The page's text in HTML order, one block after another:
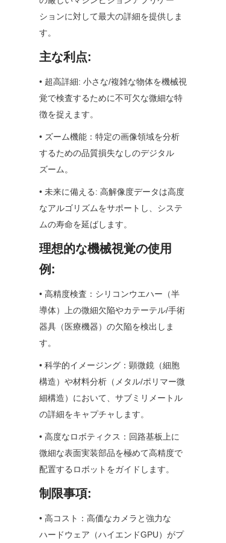
ションに対して最大の詳細を提供しま
す。
主な利点:
• 超高詳細: 小さな/複雑な物体を機械視
覚で検査するために不可欠な微細な特
徴を捉えます。
• ズーム機能：特定の画像領域を分析
するための品質損失なしのデジタル
ズーム。
• 未来に備える: 高解像度データは高度
なアルゴリズムをサポートし、システ
ムの寿命を延ばします。
理想的な機械視覚の使用
例:
• 高精度検査：シリコンウエハー（半
導体）上の微細欠陥やカテーテル/手術
器具（医療機器）の欠陥を検出しま
す。
• 科学的イメージング：顕微鏡（細胞
構造）や材料分析（メタル/ポリマー微
細構造）において、サブミリメートル
の詳細をキャプチャします。
• 高度なロボティクス：回路基板上に
微細な表面実装部品を極めて高精度で
配置するロボットをガイドします。
制限事項:
• 高コスト：高価なカメラと強力な
ハードウェア（ハイエンドGPU）がプ